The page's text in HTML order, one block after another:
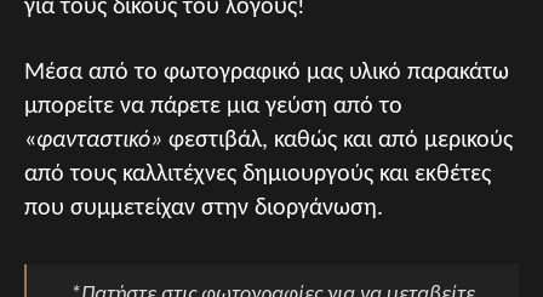
για τους δικούς του λόγους!
Μέσα από το φωτογραφικό μας υλικό παρακάτω
μπορείτε να πάρετε μια γεύση από το
«φανταστικό» φεστιβάλ, καθώς και από μερικούς
από τους καλλιτέχνες δημιουργούς και εκθέτες
που συμμετείχαν στην διοργάνωση.